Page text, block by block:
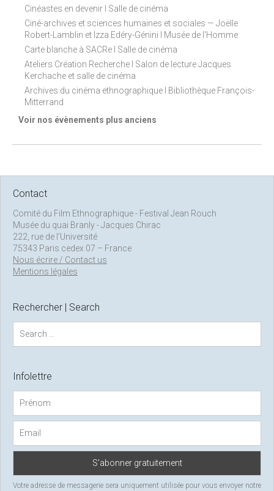
Cinéastes en devenir I Salle de cinéma
Ciné-archives et sciences humaines et sociales — Joëlle
Robert-Lamblin et Izza Edéry-Génini I Musée de l'Homme
Carte blanche à SACRe I Salle de cinéma
Ateliers Création Recherche I Salon de lecture Jacques
Kerchache et salle de cinéma
Archives du cinéma ethnographique I Bibliothèque François-
Mitterrand
Voir nos évènements plus anciens
Contact
Comité du Film Ethnographique - Festival Jean Rouch
Musée du quai Branly - Jacques Chirac
222, rue de l’Université
75343 Paris cedex 07 – France
Nous écrire / Contact us
Mentions légales
Rechercher | Search
a
c
r
Infolettre
Votre adresse de messagerie sera uniquement utilisée pour vous envoyer notre